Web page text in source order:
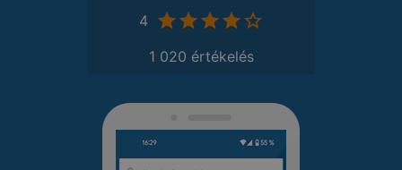
4
1 020 értékelés